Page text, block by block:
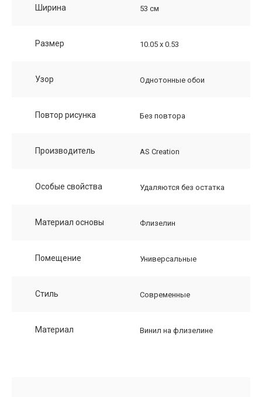
Ширина 53 см
Размер 10.05 х 0.53
Узор Однотонные обои
Повтор рисунка Без повтора
Производитель AS Creation
Особые свойства Удаляются без остатка
Материал основы Флизелин
Помещение Универсальные
Стиль Современные
Материал Винил на флизелине